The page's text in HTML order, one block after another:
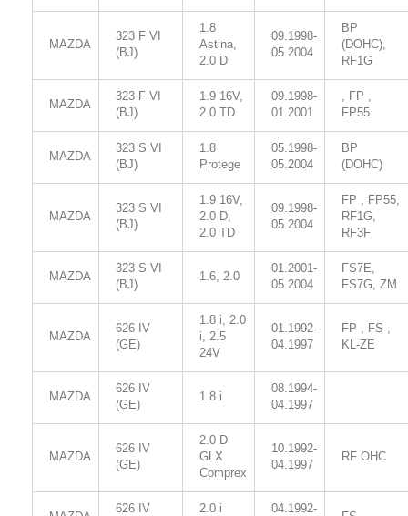
MAZDA
323 F VI
(BJ)
1.8
Astina,
2.0 D
09.1998-
05.2004
BP
(DOHC),
RF1G
MAZDA
323 F VI
(BJ)
1.9 16V,
2.0 TD
09.1998-
01.2001
, FP ,
FP55
MAZDA
323 S VI
(BJ)
1.8
Protege
05.1998-
05.2004
BP
(DOHC)
MAZDA
323 S VI
(BJ)
1.9 16V,
2.0 D,
2.0 TD
09.1998-
05.2004
FP , FP55,
RF1G,
RF3F
MAZDA
323 S VI
(BJ)
1.6, 2.0
01.2001-
05.2004
FS7E,
FS7G, ZM
MAZDA
626 IV
(GE)
1.8 i, 2.0
i, 2.5
24V
01.1992-
04.1997
FP , FS ,
KL-ZE
MAZDA
626 IV
(GE)
1.8 i
08.1994-
04.1997
MAZDA
626 IV
(GE)
2.0 D
GLX
Comprex
10.1992-
04.1997
RF OHC
626 IV 2.0 i 04.1992-